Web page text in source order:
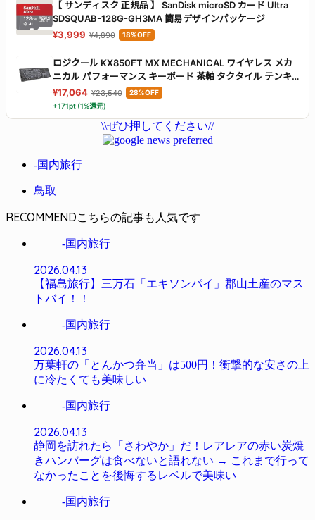
【 サンディスク 正規品 】 SanDisk microSD カード Ultra
SDSQUAB-128G-GH3MA 簡易デザインパッケージ
¥3,999 ¥4,890 18%OFF
ロジクール KX850FT MX MECHANICAL ワイヤレス メカ
ニカル パフォーマンス キーボード 茶軸 タクタイル テンキ
ー 静かな打鍵感 特に静か Logi Bolt bluetooth Unifying非
対応 薄型 無線 メカニカルキーボード windows mac
chrome Android ワイヤレスキーボード KX850 国内正規品
グラファイト
¥17,064 ¥23,540
28%OFF
+171pt (1%還元)
\\ぜひ押してください//
-国内旅行
鳥取
RECOMMEND
-国内旅行
2026.04.13
【福島旅行】三万石「エキソンパイ」郡山土産のマス
トバイ！！
-国内旅行
2026.04.13
万葉軒の「とんかつ弁当」は500円！衝撃的な安さの上
に冷たくても美味しい
-国内旅行
2026.04.13
静岡を訪れたら「さわやか」だ！レアレアの赤い炭焼
きハンバーグは食べないと語れない → これまで行って
なかったことを後悔するレベルで美味い
-国内旅行